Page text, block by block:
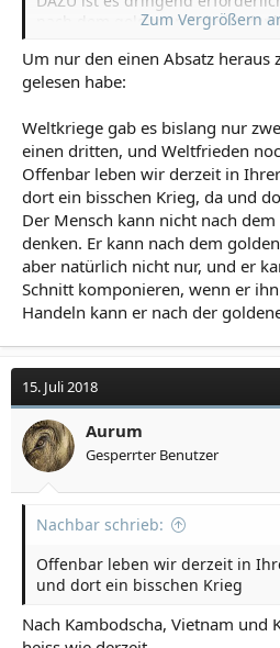
nach dem goldenen Schnitt
DenkMaßStab)
Zum Vergrößern
Um nur den einen Absatz heraus
gelesen habe:
Weltkriege gab es bislang nur
einen dritten, und Weltfrieden
Offenbar leben wir derzeit in
dort ein bisschen Krieg, da und
Der Mensch kann nicht nach
denken. Er kann nach dem
aber natürlich nicht nur, und er
Schnitt komponieren, wenn er
Handeln kann er nach der
15. Juli 2018
Aurum
Gesperrter Benutzer
Nachbar schrieb:
Offenbar leben wir derzeit in
und dort ein bisschen Krieg
Nach Kambodscha, Vietnam und